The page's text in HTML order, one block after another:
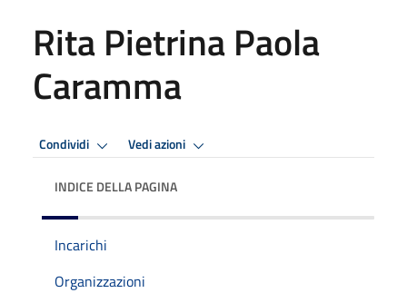
Rita Pietrina Paola
Caramma
Condividi Vedi azioni
INDICE DELLA PAGINA
Incarichi
Organizzazioni